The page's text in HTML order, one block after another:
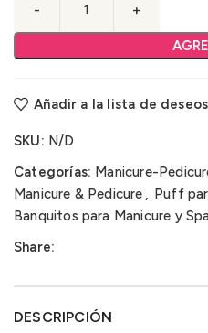
Añadir a la lista de deseos
SKU: N/D
Categorías: Manicure-
Manicure & Pedicure , Puff
Banquitos para Manicure y
Share:
DESCRIPCIÓN